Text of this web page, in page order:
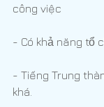
công việc
- Có khả năng tổ
- Tiếng Trung
khá.